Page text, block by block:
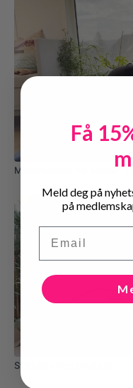
Mobilitetsøkt for bekken 5
Styrketrening med ball
Få
Meld deg på
på